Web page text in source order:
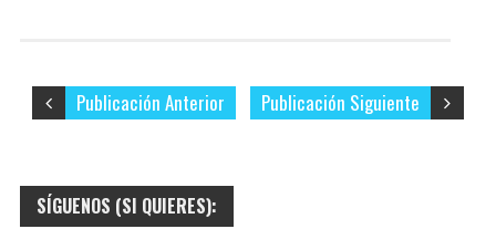
Publicación Siguiente
Publicación Anterior
SÍGUENOS (SI QUIERES):